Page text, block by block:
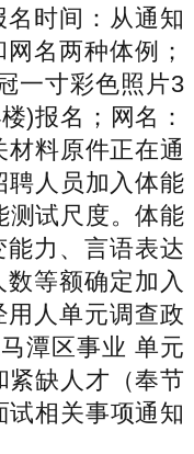
时间：从通知
名两种体例；
一寸彩色照片3
)报名；网名：
料原件正在通
人员加入体能
测试尺度。体能
力、言语表达
等额确定加入
人单元调查政
潭区事业 单元
紧缺人才（奉节
相关事项通知